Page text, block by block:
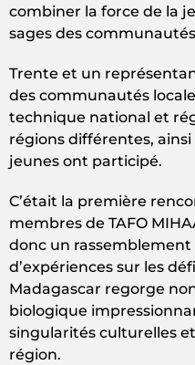
combiner la force de la
sages des
Trente et un
des communautés
technique national et
régions différentes,
jeunes ont participé.
C’était la première
membres de TAFO
donc un
d’expériences sur les
Madagascar regorge
biologique
singularités culturelles
région.